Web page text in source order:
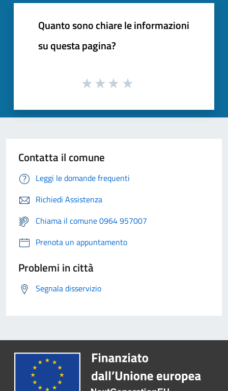
Quanto sono chiare le informazioni
su questa pagina?
Contatta il comune
Leggi le domande frequenti
Richiedi Assistenza
Chiama il comune 0964 957007
Prenota un appuntamento
Problemi in città
Segnala disservizio